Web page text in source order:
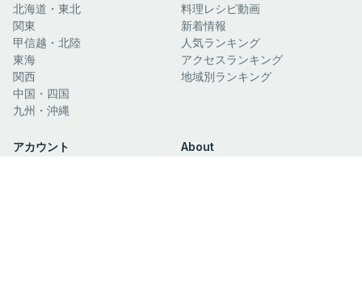
北海道・東北
関東
甲信越・北陸
東海
関西
中国・四国
九州・沖縄
料理レシピ動画
新着情報
人気ランキング
アクセスランキング
地域別ランキング
アカウント
About